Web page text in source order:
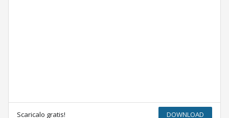
Scaricalo gratis! DOWNLOAD